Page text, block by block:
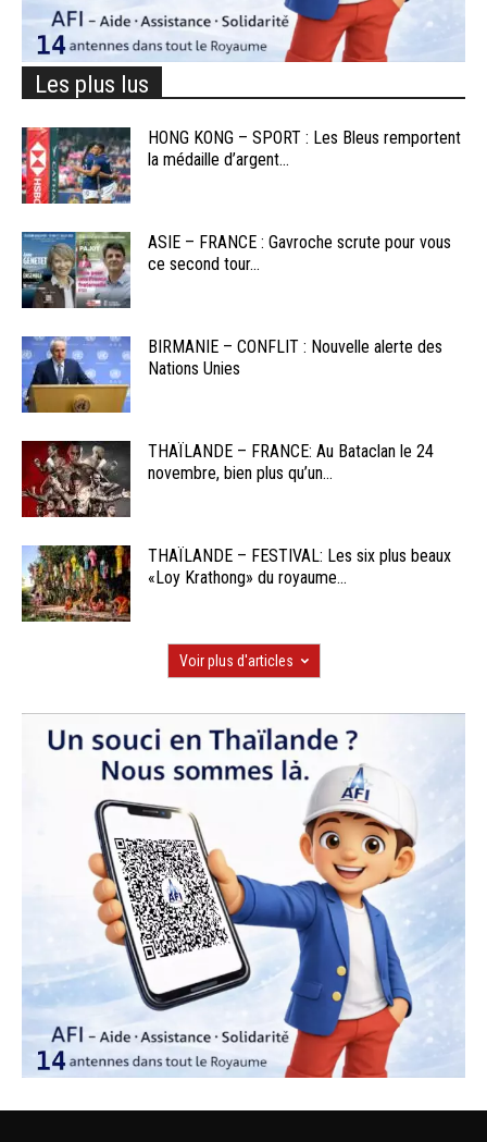
Les plus lus
HONG KONG – SPORT : Les Bleus remportent
la médaille d’argent...
ASIE – FRANCE : Gavroche scrute pour vous
ce second tour...
BIRMANIE – CONFLIT : Nouvelle alerte des
Nations Unies
THAÏLANDE – FRANCE: Au Bataclan le 24
novembre, bien plus qu’un...
THAÏLANDE – FESTIVAL: Les six plus beaux
«Loy Krathong» du royaume...
Voir plus d'articles